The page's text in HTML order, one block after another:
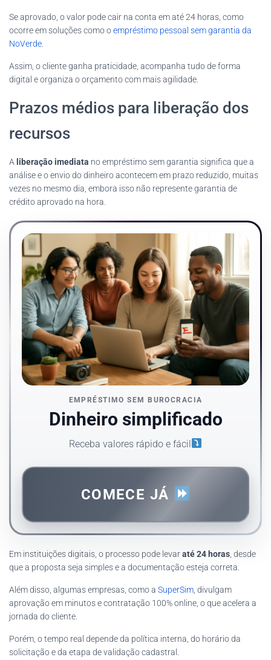
Se aprovado, o valor pode cair na conta em até 24 horas, como
ocorre em soluções como oempréstimo pessoal sem garantia da
NoVerde
Assim, o cliente ganha praticidade, acompanha tudo de forma
digital e organiza o orçamento com mais agilidade.
Prazos médios para liberação dos
recursos
A liberação imediata no empréstimo sem garantia significa que a
análise e o envio do dinheiro acontecem em prazo reduzido, muitas
vezes no mesmo dia, embora isso não represente garantia de
crédito aprovado na hora.
EMPRÉSTIMO SEM BUROCRACIA
Dinheiro simplificado
Receba valores rápido e fácil
COMECE JÁ
Em instituições digitais, o processo pode levaraté 24 horas , desde
que a proposta seja simples e a documentação esteja correta.
Além disso, algumas empresas, como a SuperSim , divulgam
aprovação em minutos e contratação 100% online, o que acelera a
jornada do cliente.
Porém, o tempo real depende da política interna, do horário da
solicitação e da etapa de validação cadastral.